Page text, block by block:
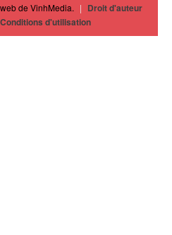
de VinhMedia. | Droit d'auteur
Conditions d'utilisation